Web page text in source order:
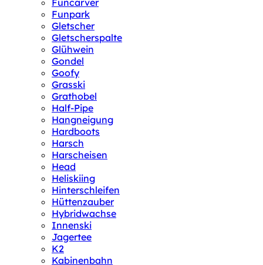
Funcarver
Funpark
Gletscher
Gletscherspalte
Glühwein
Gondel
Goofy
Grasski
Grathobel
Half-Pipe
Hangneigung
Hardboots
Harsch
Harscheisen
Head
Heliskiing
Hinterschleifen
Hüttenzauber
Hybridwachse
Innenski
Jagertee
K2
Kabinenbahn